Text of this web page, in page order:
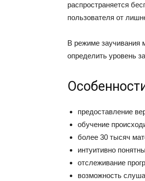
распространяется
пользователя от
В режиме заучивания
определить уровень
предоставление
обучение
более 30 тысяч
интуитивно
отслеживание
возможность